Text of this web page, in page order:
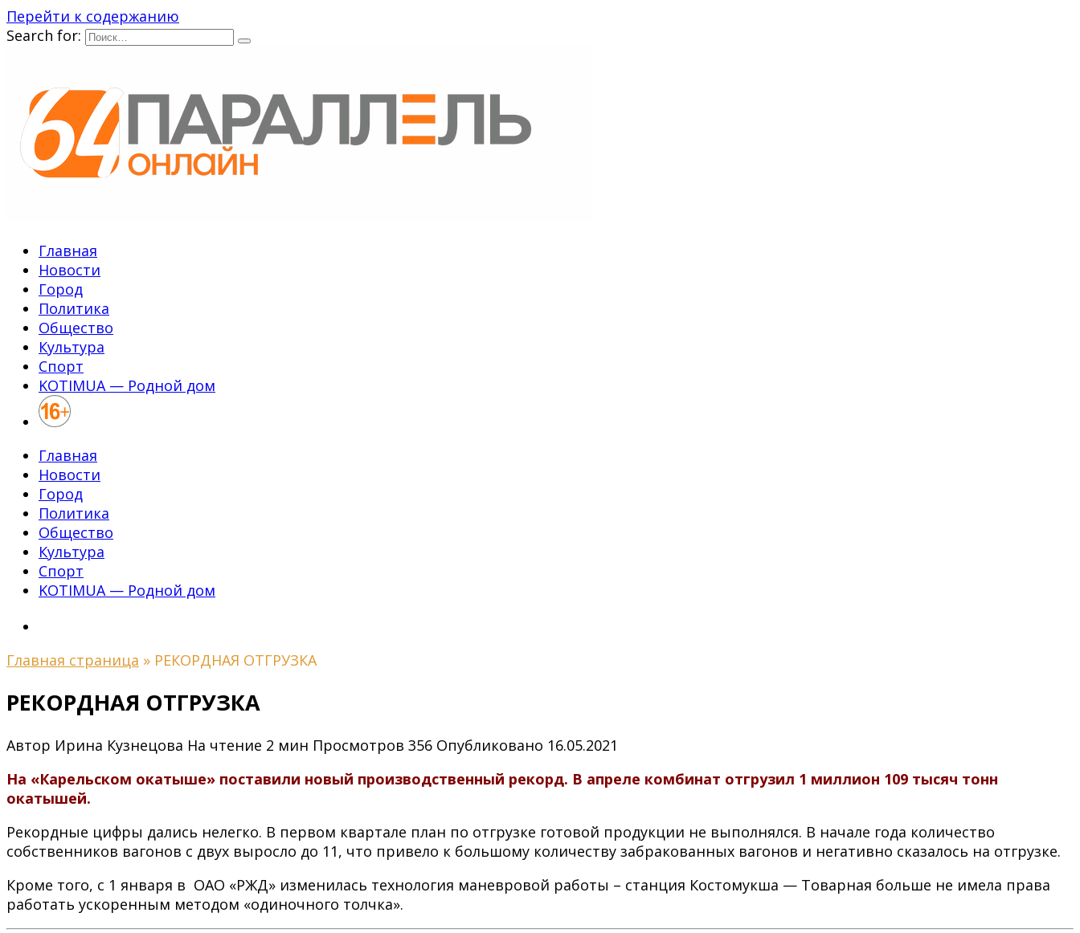
Перейти к содержанию
Search for:
Главная
Новости
Город
Политика
Общество
Культура
Спорт
KOTIMUA — Родной дом
Главная
Новости
Город
Политика
Общество
Культура
Спорт
KOTIMUA — Родной дом
Главная страница » РЕКОРДНАЯ ОТГРУЗКА
РЕКОРДНАЯ ОТГРУЗКА
Автор Ирина Кузнецова На чтение 2 мин Просмотров 356 Опубликовано 16.05.2021
На «Карельском окатыше» поставили новый производственный рекорд. В апреле комбинат отгрузил 1 миллион 109 тысяч тонн
окатышей.
Рекордные цифры дались нелегко. В первом квартале план по отгрузке готовой продукции не выполнялся. В начале года количество
собственников вагонов с двух выросло до 11, что привело к большому количеству забракованных вагонов и негативно сказалось на отгрузке.
Кроме того, с 1 января в ОАО «РЖД» изменилась технология маневровой работы – станция Костомукша — Товарная больше не имела права
работать ускоренным методом «одиночного толчка».